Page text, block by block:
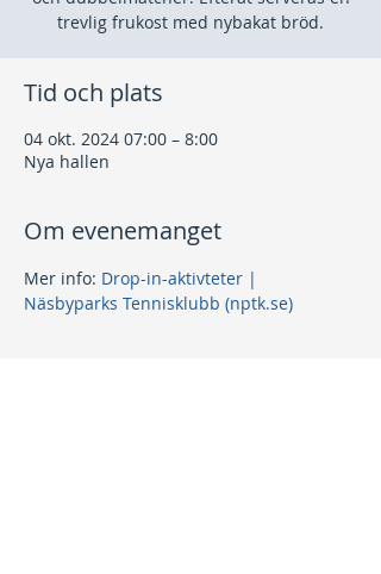
trevlig frukost med nybakat bröd.
Tid och plats
04 okt. 2024 07:00 – 8:00
Nya hallen
Om evenemanget
Mer info: Drop-in-aktivteter |
Näsbyparks Tennisklubb (nptk.se)